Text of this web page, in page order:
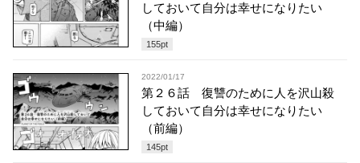
しておいて自分は幸せになりたい
（中編）
155pt
2022/01/17
第２６話 復讐のために人を沢山殺
しておいて自分は幸せになりたい
（前編）
145pt